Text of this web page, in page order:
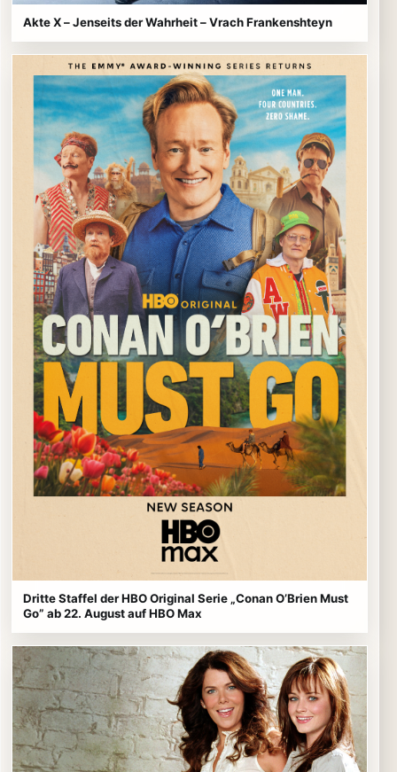
Akte X – Jenseits der Wahrheit – Vrach Frankenshteyn
Dritte Staffel der HBO Original Serie „Conan O’Brien Must
Go” ab 22. August auf HBO Max